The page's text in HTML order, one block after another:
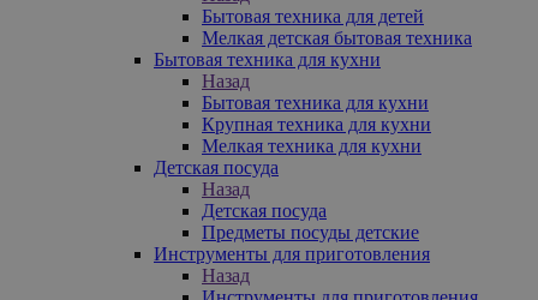
Бытовая техника для детей
Мелкая детская бытовая техника
Бытовая техника для кухни
Назад
Бытовая техника для кухни
Крупная техника для кухни
Мелкая техника для кухни
Детская посуда
Назад
Детская посуда
Предметы посуды детские
Инструменты для приготовления
Назад